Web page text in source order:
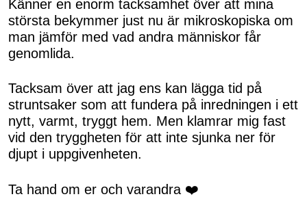
Känner en enorm tacksamhet över att mina
största bekymmer just nu är mikroskopiska om
man jämför med vad andra människor får
genomlida.
Tacksam över att jag ens kan lägga tid på
struntsaker som att fundera på inredningen i ett
nytt, varmt, tryggt hem. Men klamrar mig fast
vid den tryggheten för att inte sjunka ner för
djupt i uppgivenheten.
Ta hand om er och varandra ❤️